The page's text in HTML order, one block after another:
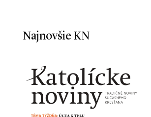
Najnovšie KN